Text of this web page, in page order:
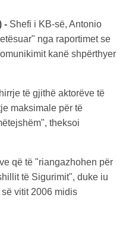
- Shefi i KB-së, Antonio
nga raportimet se
kanë shpërthyer
të gjithë aktorëve të
maksimale për të
theksoi
që të "riangazhohen për
të Sigurimit", duke iu
vitit 2006 midis